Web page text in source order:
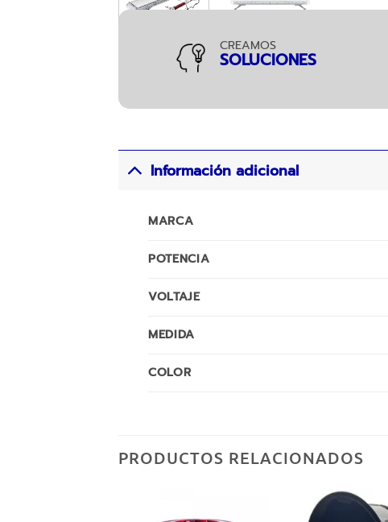
CREAMOS
SOLUCIONES
Información adicional
MARCA
POTENCIA
VOLTAJE
MEDIDA
COLOR
PRODUCTOS RELACIONADOS